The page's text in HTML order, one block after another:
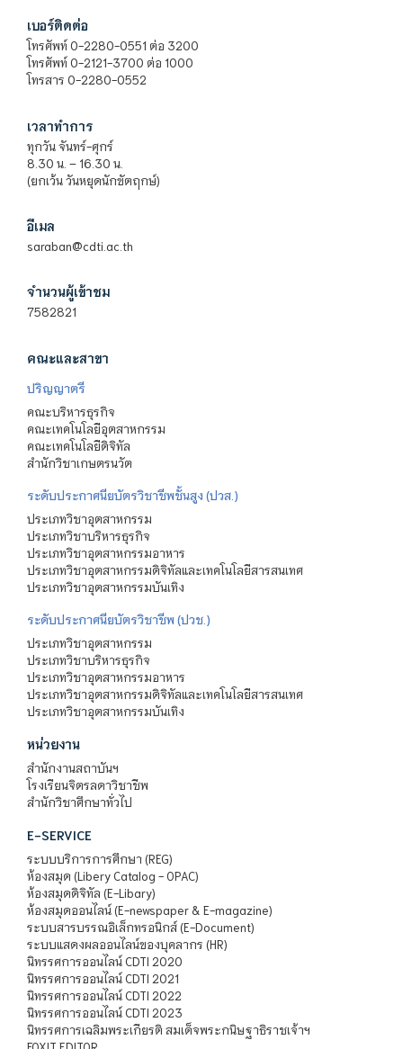
เบอร์ติดต่อ
โทรศัพท์ 0-2280-0551 ต่อ 3200
โทรศัพท์ 0-2121-3700 ต่อ 1000
โทรสาร 0-2280-0552
เวลาทำการ
ทุกวัน จันทร์-ศุกร์
8.30 น. – 16.30 น.
(ยกเว้น วันหยุดนักขัตฤกษ์)
อีเมล
saraban@cdti.ac.th
จำนวนผู้เข้าชม
7582821
คณะและสาขา
ปริญญาตรี
คณะบริหารธุรกิจ
คณะเทคโนโลยีอุตสาหกรรม
คณะเทคโนโลยีดิจิทัล
สำนักวิชาเกษตรนวัต
ระดับประกาศนียบัตรวิชาชีพชั้นสูง (ปวส.)
ประเภทวิชาอุตสาหกรรม
ประเภทวิชาบริหารธุรกิจ
ประเภทวิชาอุตสาหกรรมอาหาร
ประเภทวิชาอุตสาหกรรมดิจิทัลและเทคโนโลยีสารสนเทศ
ประเภทวิชาอุตสาหกรรมบันเทิง
ระดับประกาศนียบัตรวิชาชีพ (ปวช.)
ประเภทวิชาอุตสาหกรรม
ประเภทวิชาบริหารธุรกิจ
ประเภทวิชาอุตสาหกรรมอาหาร
ประเภทวิชาอุตสาหกรรมดิจิทัลและเทคโนโลยีสารสนเทศ
ประเภทวิชาอุตสาหกรรมบันเทิง
หน่วยงาน
สำนักงานสถาบันฯ
โรงเรียนจิตรลดาวิชาชีพ
สำนักวิชาศึกษาทั่วไป
E-SERVICE
ระบบบริการการศึกษา (REG)
ห้องสมุด (Libery Catalog - OPAC)
ห้องสมุดดิจิทัล (E-Libary)
ห้องสมุดออนไลน์ (E-newspaper & E-magazine)
ระบบสารบรรณอิเล็กทรอนิกส์ (E-Document)
ระบบแสดงผลออนไลน์ของบุคลากร (HR)
นิทรรศการออนไลน์ CDTI 2020
นิทรรศการออนไลน์ CDTI 2021
นิทรรศการออนไลน์ CDTI 2022
นิทรรศการออนไลน์ CDTI 2023
นิทรรศการเฉลิมพระเกียรติ สมเด็จพระกนิษฐาธิราชเจ้าฯ